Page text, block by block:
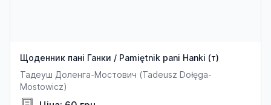
Щоденник пані Ганки / Pamiętnik pani Hanki (т)
Тадеуш Доленга-Мостович (Tadeusz Dołęga-
Mostowicz)